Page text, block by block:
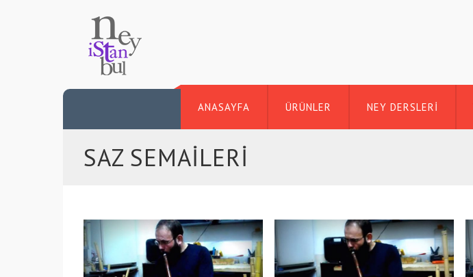
ANASAYFA ÜRÜNLER NEY DERSLERİ
SAZ SEMAILERI